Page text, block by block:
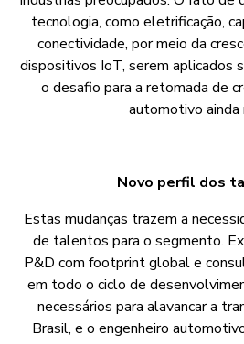
tecnologia, como eletrificação,
conectividade, por meio da
dispositivos IoT, serem aplicados
o desafio para a retomada de
automotivo ainda
Novo perfil dos
Estas mudanças trazem a
de talentos para o segmento.
P&D com footprint global e
em todo o ciclo de
necessários para alavancar a
Brasil, e o engenheiro